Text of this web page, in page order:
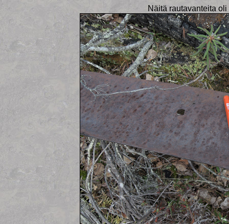
Näitä rautavanteita